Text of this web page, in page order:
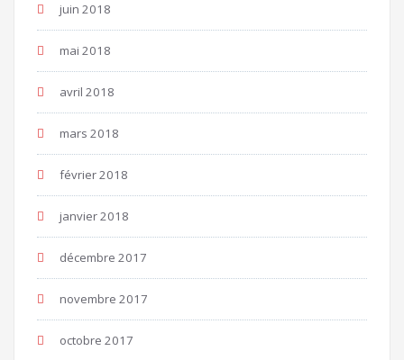
juin 2018
mai 2018
avril 2018
mars 2018
février 2018
janvier 2018
décembre 2017
novembre 2017
octobre 2017